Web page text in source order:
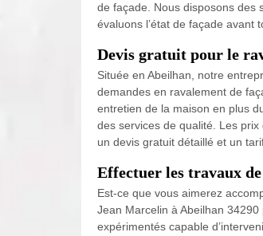
de façade. Nous disposons des
évaluons l’état de façade avant
Devis gratuit pour le
Située en Abeilhan, notre
demandes en ravalement de
entretien de la maison en plus
des services de qualité. Les
un devis gratuit détaillé et un
Effectuer les travaux
Est-ce que vous aimerez
Jean Marcelin à Abeilhan
expérimentés capable